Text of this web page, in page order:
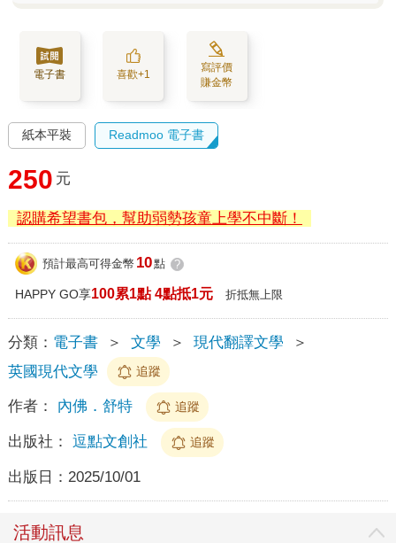
電子書 喜歡+1
寫評價
賺金幣
紙本平裝 Readmoo 電子書
250 元
認購希望書包，幫助弱勢孩童上學不中斷！
預計最高可得金幣 10點 ?
HAPPY GO享100累1點 4點抵1元 折抵無上限
分類： 電子書 ＞ 文學 ＞ 現代翻譯文學
＞
英國現代文學
追蹤
作者： 內佛．舒特 追蹤
出版社： 逗點文創社 追蹤
出版日： 2025/10/01
活動訊息